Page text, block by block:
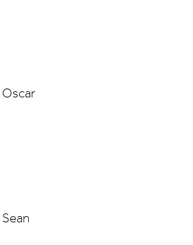
Oscar
Sean